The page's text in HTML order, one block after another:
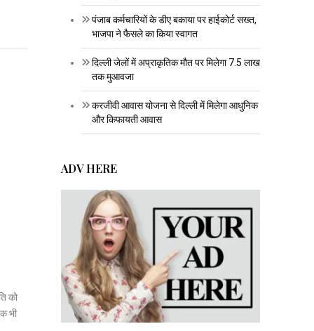
को
भी
पंजाब कर्मचारियों के डीए बकाया पर हाईकोर्ट सख्त,
भाजपा ने फैसले का किया स्वागत
दिल्ली जेलों में अप्राकृतिक मौत पर मिलेगा 7.5 लाख
तक मुआवजा
करजीवी आवास योजना से दिल्ली में मिलेगा आधुनिक
और किफायती आवास
ADV HERE